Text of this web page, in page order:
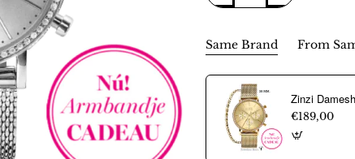
Same Brand From
€189,00